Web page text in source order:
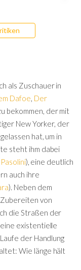
als Zuschauer in
Dafoe Der
bekommen, der mit
New Yorker, der
hat, um in
steht ihm dabei
Pasolini), eine deutlich
auch ihre
). Neben dem
Zubereiten von
die Straßen der
existentielle
der Handlung
Wie länge hält